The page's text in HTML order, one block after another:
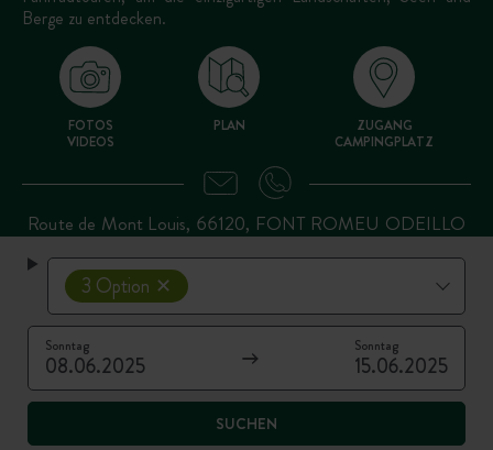
3 Option
Sonntag
08.06.2025
Sonntag
15.06.2025
SUCHEN
Berge zu entdecken.
FOTOS
VIDEOS
PLAN
ZUGANG
CAMPINGPLATZ
Route de Mont Louis, 66120, FONT ROMEU ODEILLO